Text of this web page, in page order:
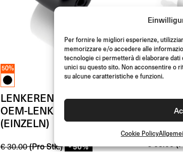
Per fornire le migliori esperienze,
memorizzare e/o accedere alle
tecnologie ci permetterà di elaborare
unici su questo sito. Non acconsentire o
su alcune caratteristiche e funzioni.
Cookie Policy
50%
LENKEREND-CAP FÜR
OEM-LENKER
(EINZELN)
€30.00 (Pro Stk.) - 50%
50%
€63.00